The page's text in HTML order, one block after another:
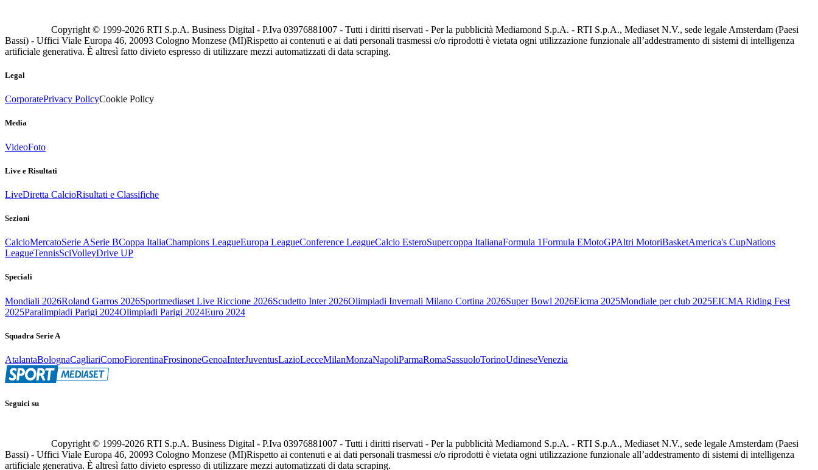
Copyright © 1999-2026 RTI S.p.A. Business Digital - P.Iva 03976881007 - Tutti i diritti riservati - Per la pubblicità Mediamond S.p.A. - RTI S.p.A., Mediaset N.V., sede legale Amsterdam (Paesi
Bassi) - Uffici Viale Europa 46, 20093 Cologno Monzese (MI)Rispetto ai contenuti e ai dati personali trasmessi e/o riprodotti è vietata ogni utilizzazione funzionale all’addestramento di sistemi di intelligenza
artificiale generativa. È altresì fatto divieto espresso di utilizzare mezzi automatizzati di data scraping.
Legal
CorporatePrivacy PolicyCookie Policy
Media
VideoFoto
Live e Risultati
LiveDiretta CalcioRisultati e Classifiche
Sezioni
CalcioMercatoSerie ASerie BCoppa ItaliaChampions LeagueEuropa LeagueConference LeagueCalcio EsteroSupercoppa ItalianaFormula 1Formula EMotoGPAltri MotoriBasketAmerica's CupNations
LeagueTennisSciVolleyDrive UP
Speciali
Mondiali 2026Roland Garros 2026Sportmediaset Live Riccione 2026Scudetto Inter 2026Olimpiadi Invernali Milano Cortina 2026Super Bowl 2026Eicma 2025Mondiale per club 2025EICMA Riding Fest
2025Paralimpiadi Parigi 2024Olimpiadi Parigi 2024Euro 2024
Squadra Serie A
AtalantaBolognaCagliariComoFiorentinaFrosinoneGenoaInterJuventusLazioLecceMilanMonzaNapoliParmaRomaSassuoloTorinoUdineseVenezia
Seguici su
Copyright © 1999-2026 RTI S.p.A. Business Digital - P.Iva 03976881007 - Tutti i diritti riservati - Per la pubblicità Mediamond S.p.A. - RTI S.p.A., Mediaset N.V., sede legale Amsterdam (Paesi
Bassi) - Uffici Viale Europa 46, 20093 Cologno Monzese (MI)Rispetto ai contenuti e ai dati personali trasmessi e/o riprodotti è vietata ogni utilizzazione funzionale all’addestramento di sistemi di intelligenza
artificiale generativa. È altresì fatto divieto espresso di utilizzare mezzi automatizzati di data scraping.